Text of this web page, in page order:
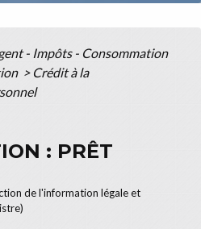
- Impôts - Consommation
> Crédit à la
: PRÊT
de l'information légale et